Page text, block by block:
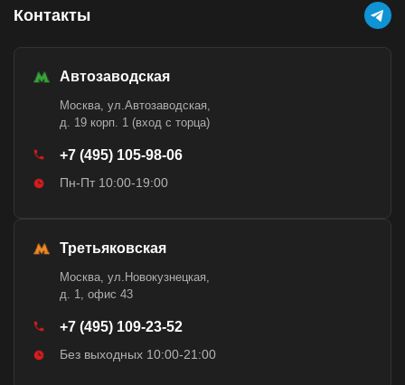
Контакты
Автозаводская
Москва, ул.Автозаводская,
д. 19 корп. 1 (вход с торца)
+7 (495) 105-98-06
Пн-Пт 10:00-19:00
Третьяковская
Москва, ул.Новокузнецкая,
д. 1, офис 43
+7 (495) 109-23-52
Без выходных 10:00-21:00